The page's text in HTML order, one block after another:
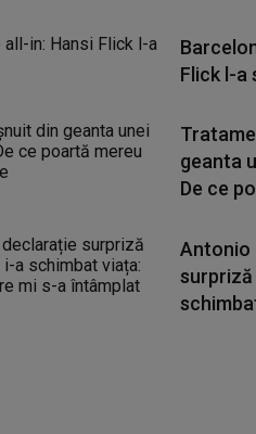
Flick l-a
geanta
De ce
Antonio